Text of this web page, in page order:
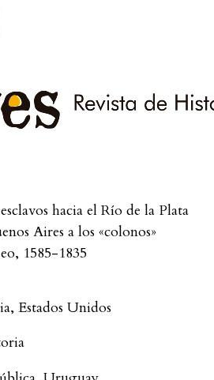
hacia el Río de la Plata
Aires a los «colonos»
1585-1835
, Estados Unidos